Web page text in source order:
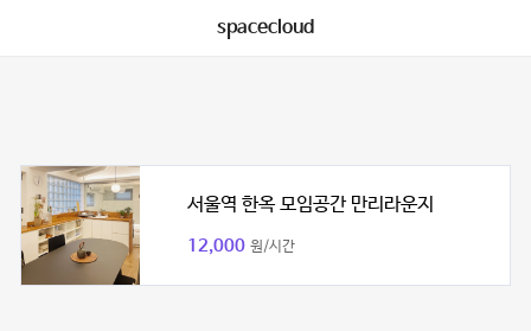
spacecloud
서울역 한옥 모임공간 만리라운지
12,000 원/시간